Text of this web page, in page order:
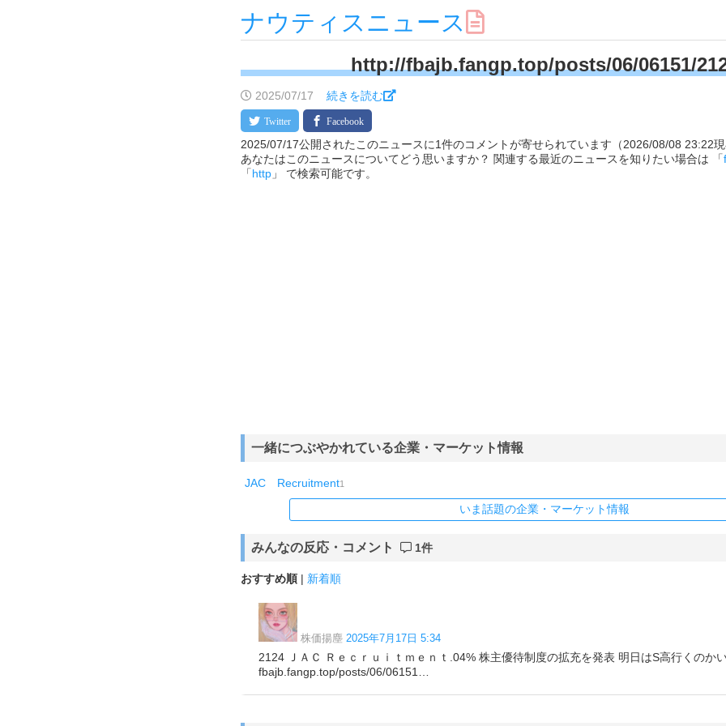
ナウティスニュース
http://fbajb.fangp.top/posts/06/06151/
2025/07/17 続きを読む
2025/07/17公開されたこのニュースに1件のコメントが寄せられています（2026/08/08 23:22
あなたはこのニュースについてどう思いますか？ 関連する最近のニュースを知りたい場合は 「
「http 」 で検索可能です。
一緒につぶやかれている企業・マーケット情報
JAC Recruitment1
いま話題の企業・マーケット情報
みんなの反応・コメント 1件
おすすめ順 | 新着順
株価揚塵 2025年7月17日 5:34
2124 ＪＡＣ Ｒｅｃｒｕｉｔｍｅｎｔ.04% 株主優待制度の拡充を発表 明日はS高行くのか
fbajb.fangp.top/posts/06/06151…